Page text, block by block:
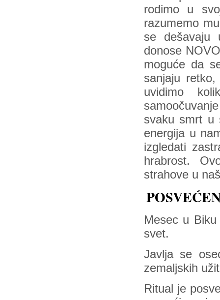
rodimo u
razumemo
se dešavaju
donose
moguće da
sanjaju
uvidimo
svaku smrt u
energija u
izgledati
hrabrost.
strahove u
Mesec u
svet.
Javlja se
zemaljskih
Ritual je